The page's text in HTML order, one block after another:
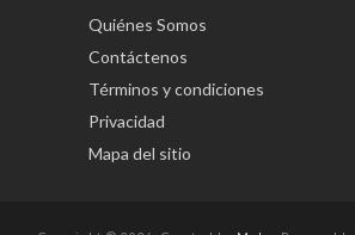
Quiénes Somos
Contáctenos
Términos y condiciones
Privacidad
Mapa del sitio